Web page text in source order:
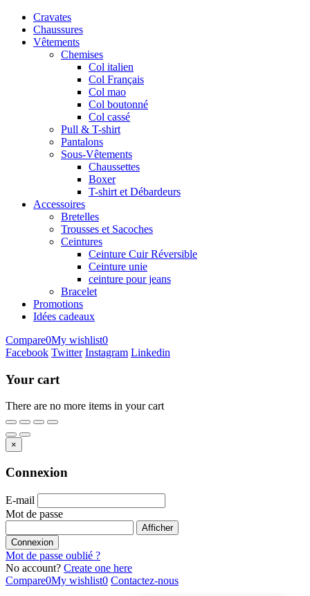
Cravates
Chaussures
Vêtements
Chemises
Col italien
Col Français
Col mao
Col boutonné
Col cassé
Pull & T-shirt
Pantalons
Sous-Vêtements
Chaussettes
Boxer
T-shirt et Débardeurs
Accessoires
Bretelles
Trousses et Sacoches
Ceintures
Ceinture Cuir Réversible
Ceinture unie
ceinture pour jeans
Bracelet
Promotions
Idées cadeaux
Compare0My wishlist0
Facebook Twitter Instagram Linkedin
Your cart
There are no more items in your cart
×
Connexion
E-mail
Mot de passe
Afficher
Connexion
Mot de passe oublié ?
No account? Create one here
Compare0My wishlist0 Contactez-nous